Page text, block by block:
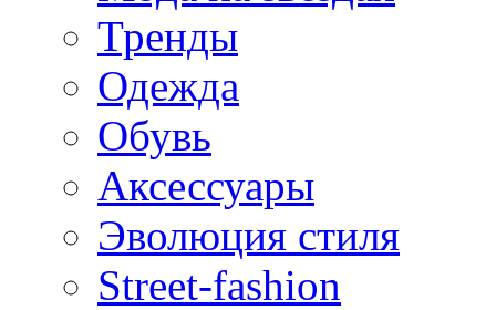
Тренды
Одежда
Обувь
Аксессуары
Эволюция стиля
Street-fashion